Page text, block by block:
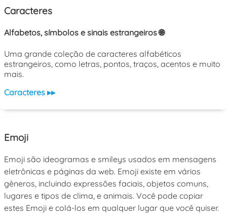
Caracteres
Alfabetos, símbolos e sinais estrangeiros 🌐
Uma grande coleção de caracteres alfabéticos
estrangeiros, como letras, pontos, traços, acentos e muito
mais.
Caracteres ▸▸
Emoji
Emoji são ideogramas e smileys usados em mensagens
eletrônicas e páginas da web. Emoji existe em vários
gêneros, incluindo expressões faciais, objetos comuns,
lugares e tipos de clima, e animais. Você pode copiar
estes Emoji e colá-los em qualquer lugar que você quiser.